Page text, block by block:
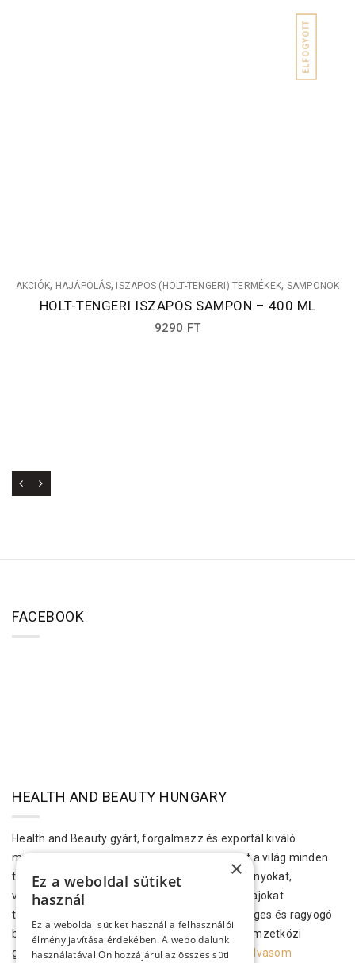
ELFOGYOTT
AKCIÓK, HAJÁPOLÁS, ISZAPOS (HOLT-TENGERI) TERMÉKEK, SAMPONOK
HOLT-TENGERI ISZAPOS SAMPON – 400 ML
9290 FT
FACEBOOK
HEALTH AND BEAUTY HUNGARY
Health and Beauty gyárt, forgalmazz és exportál kiváló
minőségű bőr-, test- és hajápolási termékeket a világ minden
tájára. Ezek a kozmetikumok Holt-tengeri ásványokat,
vitaminokat, növényi kivonatokat és aromás olajokat
tartalmaznak, hogy megvalósítsák az egészséges és ragyogó
bőrt és hajat. A H&B kozmetikai termékek a nemzetközi
gyártási előírásoknak megfelelően…..Tovább olvasom
×
Ez a weboldal sütiket
használ
Ez a weboldal sütiket használ a felhasználói
élmény javítása érdekében. A weboldalunk
használatával Ön hozzájárul az összes süti